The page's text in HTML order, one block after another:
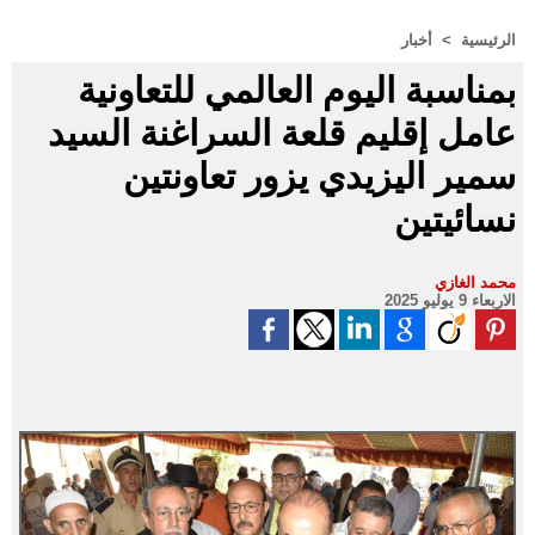
الرئيسية > أخبار
بمناسبة اليوم العالمي للتعاونية
عامل إقليم قلعة السراغنة السيد
سمير اليزيدي يزور تعاونتين
نسائيتين
محمد الغازي
الاربعاء 9 يوليو 2025